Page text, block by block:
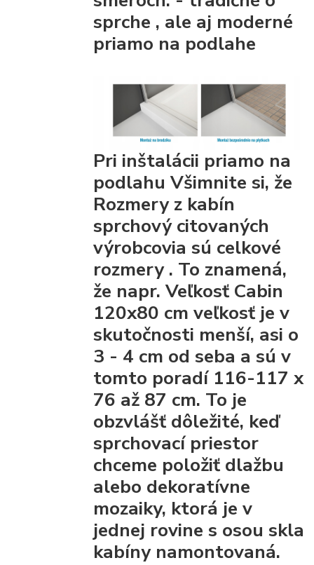
sprche , ale aj moderné
priamo na podlahe
Pri inštalácii priamo na
podlahu Všimnite si, že
Rozmery z kabín
sprchový citovaných
výrobcoviasú celkové
rozmery. To znamená,
že napr. Veľkosť Cabin
120x80 cm veľkosť je v
skutočnosti menší, asi o
3 - 4 cm od seba a sú v
tomto poradí 116-117 x
76 až 87 cm. To je
obzvlášť dôležité, keď
sprchovací priestor
chceme položiť dlažbu
alebo dekoratívne
mozaiky, ktorá je v
jednej rovine s osou skla
kabíny namontovaná.